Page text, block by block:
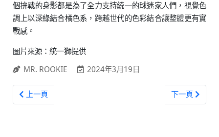
個拚戰的身影都是為了全力支持統一的球迷家人們，視覺色
調上以深綠結合橘色系，跨越世代的色彩結合讓整體更有實
戰感。
圖片來源：統一獅提供
MR. ROOKIE
2024年3月19日
上一篇文章: 中職 / 2024二軍例行賽賽程出爐 維持免費入場
上一頁 下一篇文章:
下一頁